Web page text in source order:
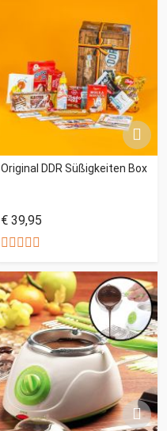
Original DDR Süßigkeiten Box
€ 39,95